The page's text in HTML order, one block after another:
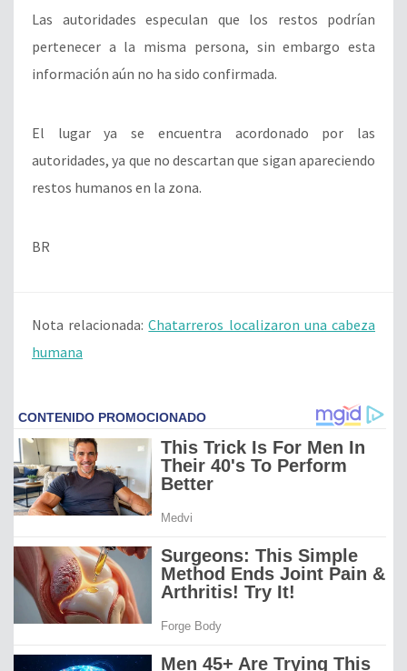
Las autoridades especulan que los restos podrían
pertenecer a la misma persona, sin embargo esta
información aún no ha sido confirmada.
El lugar ya se encuentra acordonado por las
autoridades, ya que no descartan que sigan apareciendo
restos humanos en la zona.
BR
Nota relacionada:Chatarreros localizaron una cabeza
humana